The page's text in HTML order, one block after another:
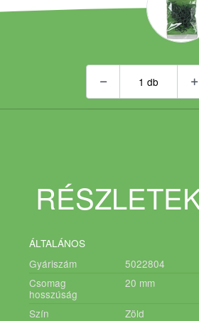
ÁLTALÁNOS
Gyáriszám
5022804
Csomag
hosszúság
20 mm
Szín
Zöld